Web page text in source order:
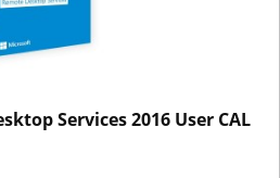
Services 2016 User CAL